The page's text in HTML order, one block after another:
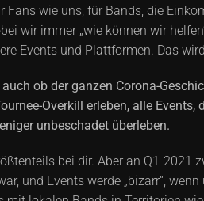
Fans wie uns, für Bands, die
wir immer „wie können wir
Events und Plattformen. Das
ob der ganzen Corona-
Overkill erleben, alle
unbeschadet überleben.
bei dir. Aber an Q1-2021
und Events werde „bizarr“,